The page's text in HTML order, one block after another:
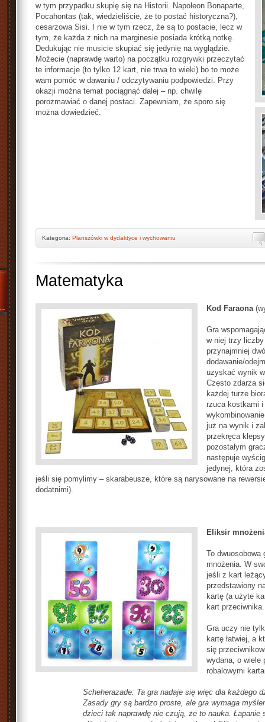
w tym przypadku skupię się na Historii. Napoleon Bonaparte,
Pocahontas (tak, wiedzieliście, że to postać historyczna?),
cesarzowa Sisi. I nie w tym rzecz, że są to postacie, lecz w
tym, że każda z nich na marginesie posiada krótką notkę.
Dedukując nie musicie skupiać się jedynie na wyglądzie.
Możecie (naprawdę warto) na początku rozgrywki przeczytać
te informacje (to tylko 12 kart, nie trwa to wieki) bo to może
wam pomóc w dawaniu / odczytywaniu podpowiedzi. Przy
okazji można temat pociągnąć dalej – np. chwilę
porozmawiać o danej postaci. Zapewniam, że sporo się
można dowiedzieć.
Kategoria: Planszówki w dydaktyce i wychowaniu
Matematyka
Kod Faraona
Gra
w niej trzy liczby
przynajmniej
dodawanie/
uzyskać wynik
Często zdarza
każdej turze
rzuca kostkami i
już na wynik i
przekręca
pozostałym
następuje
jedynej, która
jeśli się pomylimy – skarabeusze, które są narysowane na
dodatnimi).
Eliksir
To dwuosobowa
mnożenia. W
jeśli z kart
przedstawiony
kartę (a użyte
kart przeciwnika.
Gra uczy nie
kartę łatwiej, a
się
wydana, o wiele
robalowymi
Scheherazade: Ta gra nadaje się więc dla każdego
Zasady gry są bardzo proste, ale gra wymaga
dzieci tak naprawdę nie czują, że to nauka. Łapanie